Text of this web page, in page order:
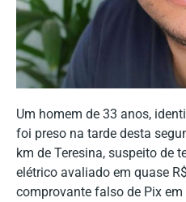
Um homem de 33 anos,
foi preso na tarde desta
km de Teresina, suspeito de
elétrico avaliado em quase
comprovante falso de Pix